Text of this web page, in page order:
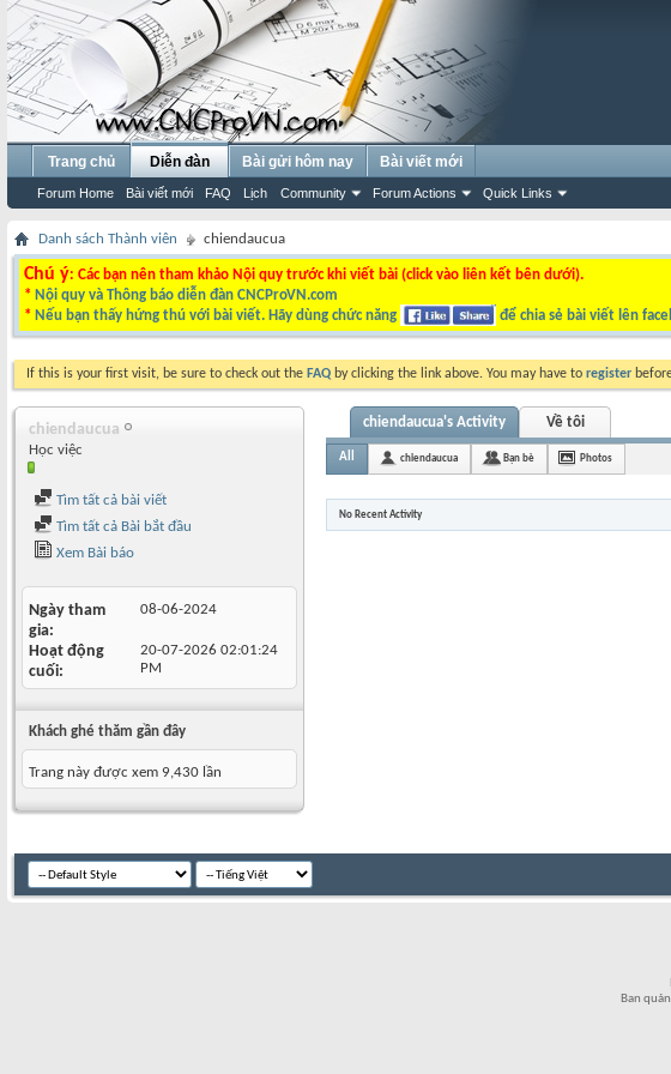
Trang chủ Diễn đàn
Forum Home Bài viết mới FAQ Lịch Community Forum Actions Quick Links
Bài gửi hôm nay Bài viết mới
Danh sách Thành viên chiendaucua
Chú ý: Các bạn nên tham khảo Nội quy trước khi viết bài (click vào liên kết bên dưới).
* Nội quy và Thông báo diễn đàn CNCProVN.com
* Nếu bạn thấy hứng thú với bài viết. Hãy dùng chức năng để chia sẻ bài viết lên
If this is your first visit, be sure to check out the FAQ by clicking the link above. You may have to register
chiendaucua
Học việc
Tìm tất cả bài viết
Tìm tất cả Bài bắt đầu
Xem Bài báo
Ngày tham
gia
08-06-2024
Hoạt động
cuối
20-07-2026 02:01:24
PM
Khách ghé thăm gần đây
Trang này được xem 9,430 lần
chiendaucua's Activity Về tôi
All chiendaucua Bạn bè Photos
No Recent Activity
Ban